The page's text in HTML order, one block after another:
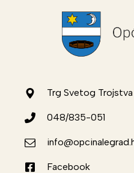
Trg Svetog
048/835-051
Facebook